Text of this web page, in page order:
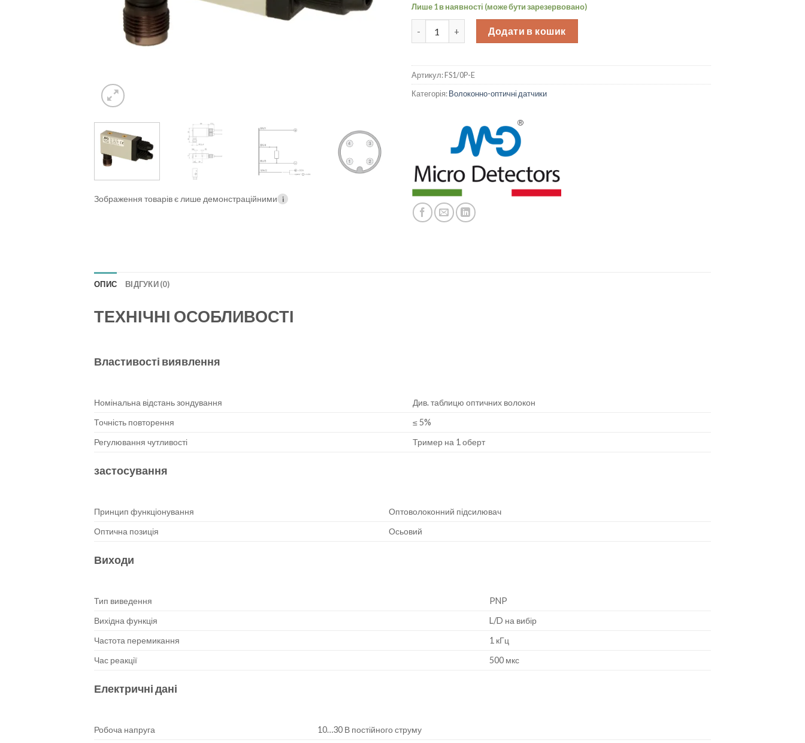
Зображення товарів є лише демонстраційними i
Лише 1 в наявності (може бути зарезервовано)
Волоконно-оптичний підсилювач, PNP, роз'єм M12, FS1/0P-E M. D. Micro Detectors кількість
Додати в кошик
Артикул:FS1/0P-E
Категорія:Волоконно-оптичні датчики
ОПИС ВІДГУКИ (0)
ТЕХНІЧНІ ОСОБЛИВОСТІ
Властивості виявлення
Номінальна відстань зондування
Див. таблицю оптичних волокон
Точність повторення
≤ 5%
Регулювання чутливості
Тример на 1 оберт
застосування
Принцип функціонування
Оптоволоконний підсилювач
Оптична позиція
Осьовий
Виходи
Тип виведення
PNP
Вихідна функція
L/D на вибір
Частота перемикання
1 кГц
Час реакції
500 мкс
Електричні дані
Робоча напруга
10…30 В постійного струму